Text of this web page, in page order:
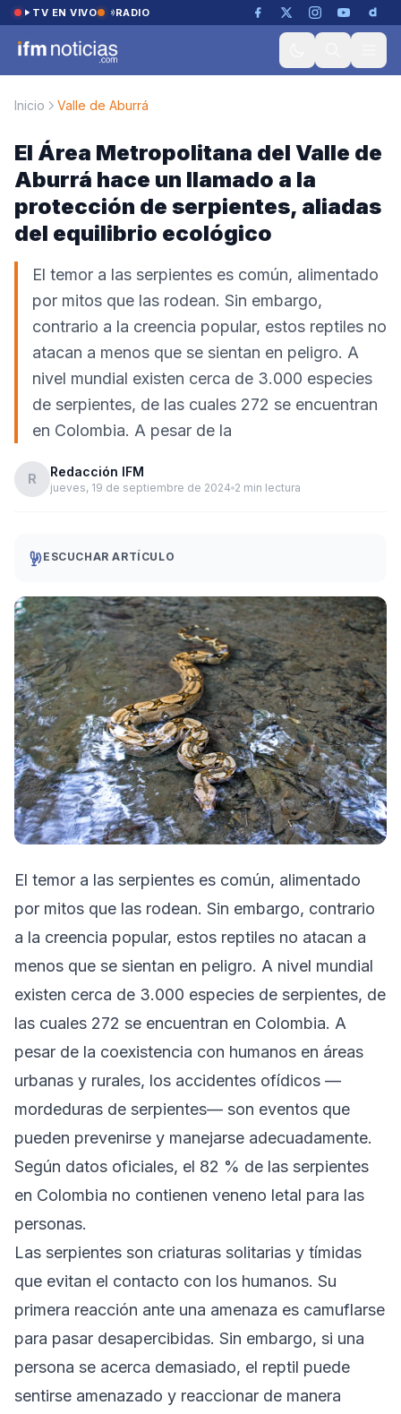
Saltar al contenido
TV EN VIVO RADIO
Inicio Valle de Aburrá
El Área Metropolitana del Valle de
Aburrá hace un llamado a la
protección de serpientes, aliadas
del equilibrio ecológico
El temor a las serpientes es común, alimentado
por mitos que las rodean. Sin embargo,
contrario a la creencia popular, estos reptiles no
atacan a menos que se sientan en peligro. A
nivel mundial existen cerca de 3.000 especies
de serpientes, de las cuales 272 se encuentran
en Colombia. A pesar de la
R Redacción IFM
jueves, 19 de septiembre de 2024 2 min lectura
ESCUCHAR ARTÍCULO
El temor a las serpientes es común, alimentado
por mitos que las rodean. Sin embargo, contrario
a la creencia popular, estos reptiles no atacan a
menos que se sientan en peligro. A nivel mundial
existen cerca de 3.000 especies de serpientes, de
las cuales 272 se encuentran en Colombia. A
pesar de la coexistencia con humanos en áreas
urbanas y rurales, los accidentes ofídicos —
mordeduras de serpientes— son eventos que
pueden prevenirse y manejarse adecuadamente.
Según datos oficiales, el 82 % de las serpientes
en Colombia no contienen veneno letal para las
personas.
Las serpientes son criaturas solitarias y tímidas
que evitan el contacto con los humanos. Su
primera reacción ante una amenaza es camuflarse
para pasar desapercibidas. Sin embargo, si una
persona se acerca demasiado, el reptil puede
sentirse amenazado y reaccionar de manera